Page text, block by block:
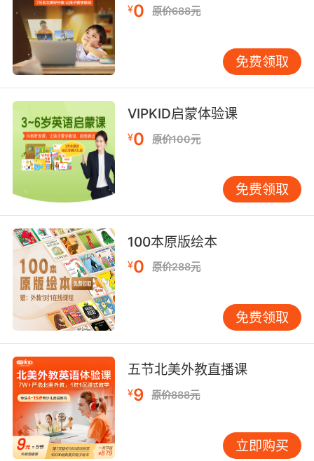
孩子学习语言尤其是练习口语，他们是需要词汇
量的积累的，所以练习口语也是需要有词汇基础
的。但是大家要知道的是积累单词不能靠死记硬
背可以按照单词表来记忆，但是最好是采用一些
有趣的方法来记忆。比如对比记忆也就是将外形
相似的单词放在一起记忆，也可以将发音相似的
单词放在一起记忆，这样不仅可以更好地记忆更
是可以有效区分这些单词。
少儿口语培训经验第三点、在游戏中学习
其实很多孩子学不好英语都是因为不感兴趣，所
以很有必要培养孩子学习英语的兴趣。所以建议
大家采用游戏的方法来教学，通过孩子们感兴趣
的游戏方式，让给他们在轻松愉快的环境中自然
接受英语知识。可以采用模拟真实环境、会话表
演的方式，让孩子在蹦蹦跳跳的过程中更好地理
解英语，这样孩子全身心都会投入到英语学习
中，这样他们学习的效率也会更高。
少儿口语培训经验的分享就是如上，希望可以为
大家带去有效的口语提升帮助。
¥0 原价688元
免费领取
VIPKID启蒙体验课
¥0 原价100元
免费领取
100本原版绘本
¥0 原价288元
免费领取
五节北美外教直播课
¥9 原价888元
立即购买